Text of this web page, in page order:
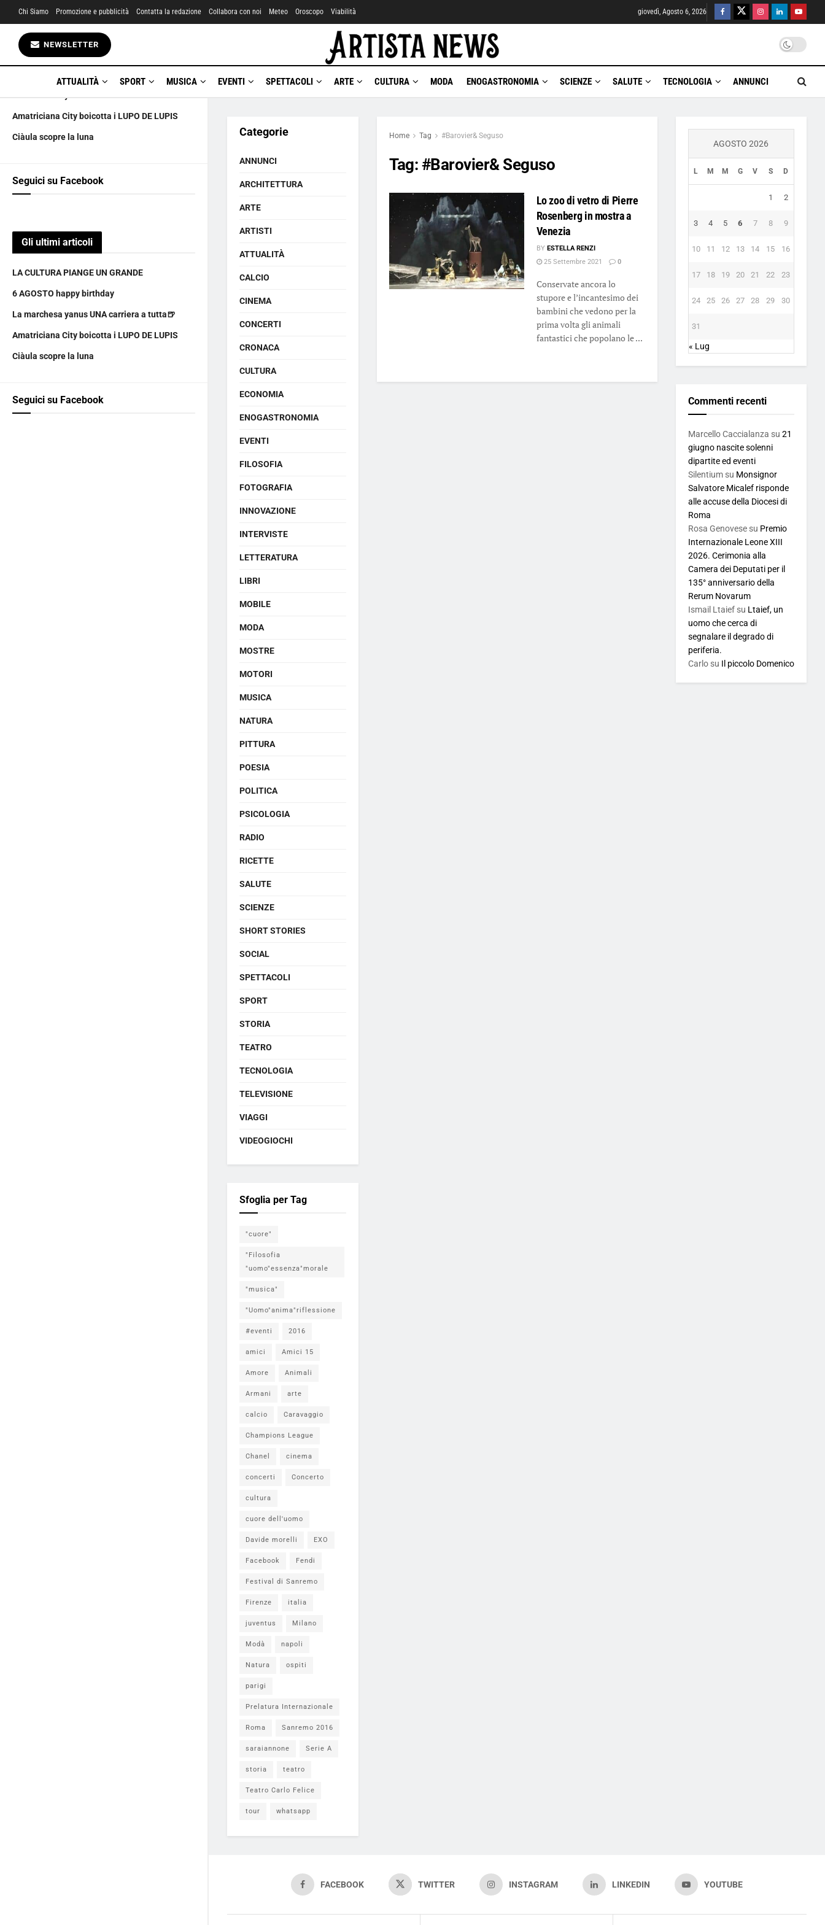
Gli ultimi articoli
LA CULTURA PIANGE UN GRANDE
6 AGOSTO happy birthday
Amatriciana City boicotta i LUPO DE LUPIS
Ciàula scopre la luna
Seguici su Facebook
Gli ultimi articoli
LA CULTURA PIANGE UN GRANDE
6 AGOSTO happy birthday
La marchesa yanus UNA carriera a tutta🍺
Amatriciana City boicotta i LUPO DE LUPIS
Ciàula scopre la luna
Seguici su Facebook
Chi Siamo Promozione e pubblicità Contatta la redazione Collabora con noi Meteo Oroscopo Viabilità giovedì, Agosto 6, 2026
NEWSLETTER
ATTUALITÀ SPORT MUSICA EVENTI SPETTACOLI ARTE CULTURA MODA ENOGASTRONOMIA SCIENZE SALUTE TECNOLOGIA ANNUNCI
Home Tag #Barovier& Seguso
Tag: #Barovier& Seguso
Lo zoo di vetro di Pierre
Rosenberg in mostra a
Venezia
BY ESTELLA RENZI
25 Settembre 2021
0
Conservate ancora lo
stupore e l’incantesimo dei
bambini che vedono per la
prima volta gli animali
fantastici che popolano le ...
Categorie
ANNUNCI
ARCHITETTURA
ARTE
ARTISTI
ATTUALITÀ
CALCIO
CINEMA
CONCERTI
CRONACA
CULTURA
ECONOMIA
ENOGASTRONOMIA
EVENTI
FILOSOFIA
FOTOGRAFIA
INNOVAZIONE
INTERVISTE
LETTERATURA
LIBRI
MOBILE
MODA
MOSTRE
MOTORI
MUSICA
NATURA
PITTURA
POESIA
POLITICA
PSICOLOGIA
RADIO
RICETTE
SALUTE
SCIENZE
SHORT STORIES
SOCIAL
SPETTACOLI
SPORT
STORIA
TEATRO
TECNOLOGIA
TELEVISIONE
VIAGGI
VIDEOGIOCHI
Sfoglia per Tag
"cuore"
"Filosofia
"uomo"essenza"morale
"musica"
"Uomo"anima"riflessione
#eventi 2016
amici Amici 15
Amore Animali
Armani arte
calcio Caravaggio
Champions League
Chanel cinema
concerti Concerto
cultura
cuore dell'uomo
Davide morelli EXO
Facebook Fendi
Festival di Sanremo
Firenze italia
juventus Milano
Modà napoli
Natura ospiti
parigi
Prelatura Internazionale
Roma Sanremo 2016
saraiannone Serie A
storia teatro
Teatro Carlo Felice
tour whatsapp
AGOSTO 2026
L M M G V S D
1 2
3 4 5 6 7 8 9
10 11 12 13 14 15 16
17 18 19 20 21 22 23
24 25 26 27 28 29 30
31
« Lug
Commenti recenti
Marcello Caccialanza su 21
giugno nascite solenni
dipartite ed eventi
Silentiumsu Monsignor
Salvatore Micalef risponde
alle accuse della Diocesi di
Roma
Rosa Genovesesu Premio
Internazionale Leone XIII
2026. Cerimonia alla
Camera dei Deputati per il
135° anniversario della
Rerum Novarum
Ismail Ltaiefsu Ltaief, un
uomo che cerca di
segnalare il degrado di
periferia.
Carlosu Il piccolo Domenico
FACEBOOK TWITTER INSTAGRAM LINKEDIN YOUTUBE